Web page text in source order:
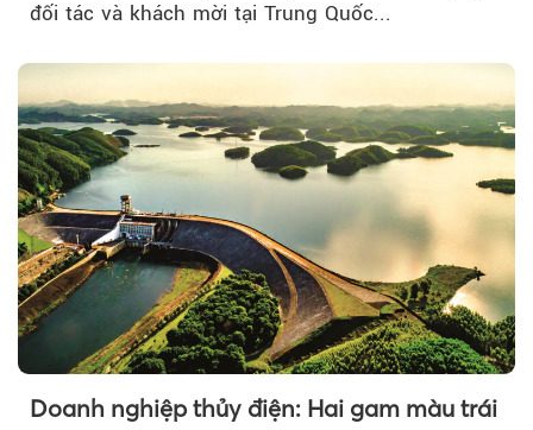
đối tác và khách mời tại Trung Quốc...
Doanh nghiệp thủy điện: Hai gam màu trái